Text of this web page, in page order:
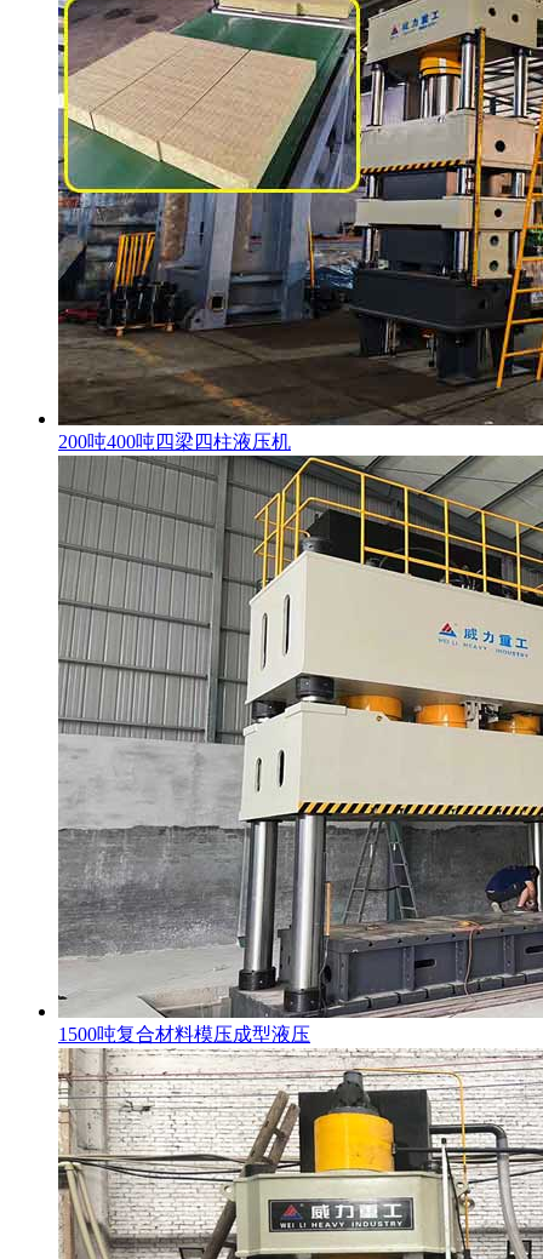
200吨400吨四梁四柱液压机
1500吨复合材料模压成型液压